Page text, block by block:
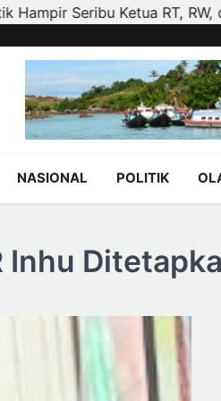
Dasa Wisma di Tujuh
NASIONAL POLITIK
Inhu